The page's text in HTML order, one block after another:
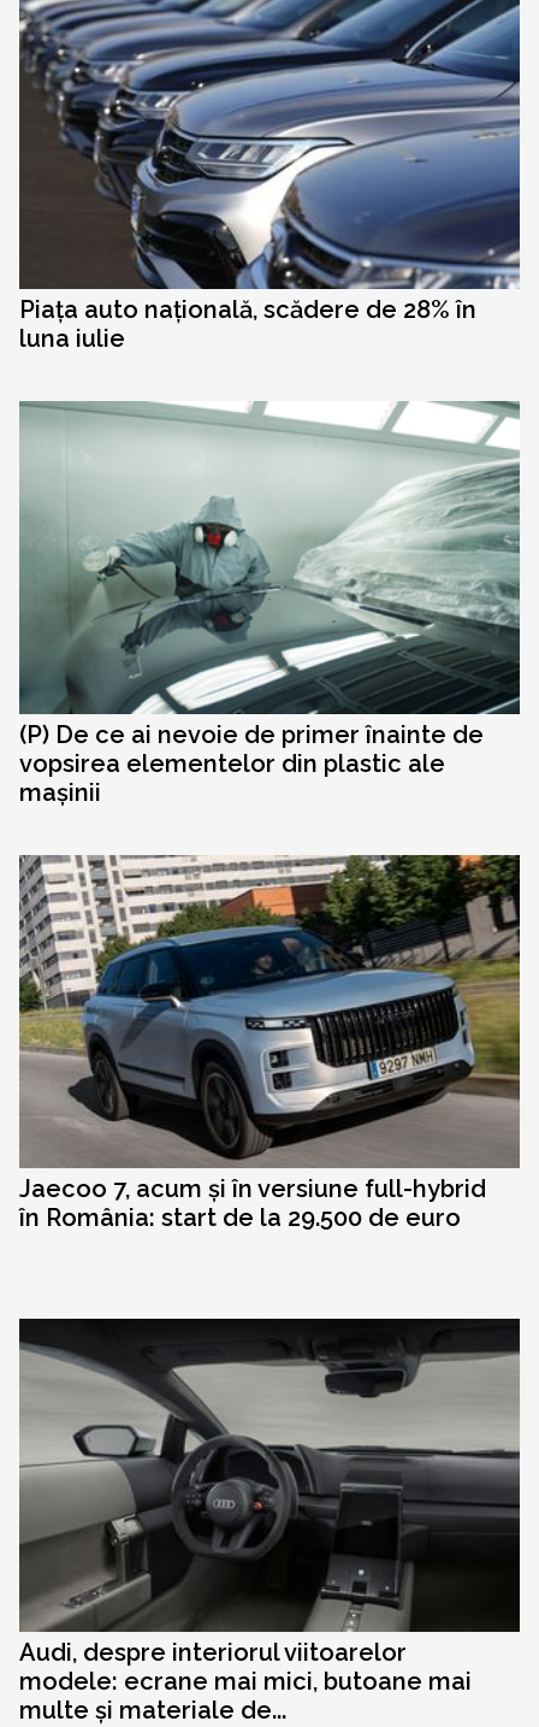
Piața auto națională, scădere de 28% în
luna iulie
(P) De ce ai nevoie de primer înainte de
vopsirea elementelor din plastic ale
mașinii
Jaecoo 7, acum și în versiune full-hybrid
în România: start de la 29.500 de euro
Audi, despre interiorul viitoarelor
modele: ecrane mai mici, butoane mai
multe și materiale de...